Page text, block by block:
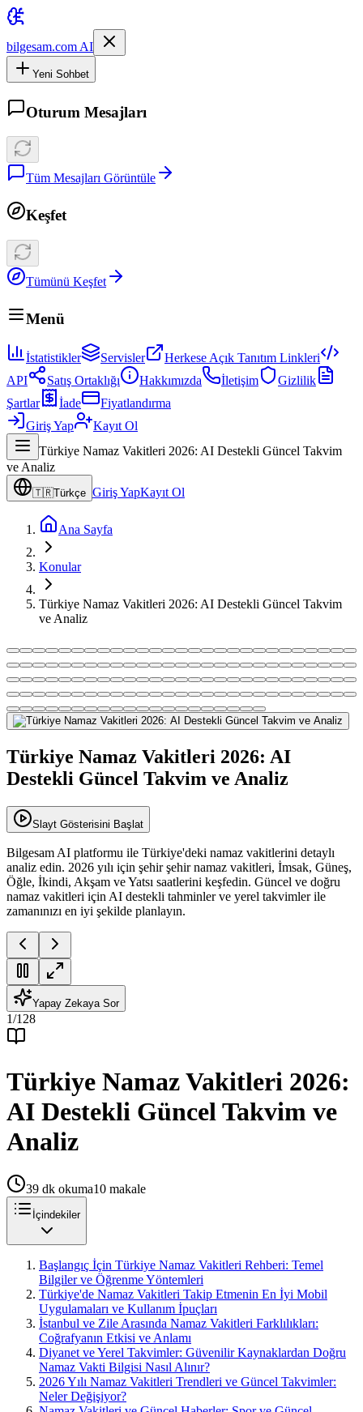
bilgesam.com AI
Yeni Sohbet
Oturum Mesajları
Tüm Mesajları Görüntüle
Keşfet
Tümünü Keşfet
Menü
İstatistikler Servisler
Herkese Açık Tanıtım Linkleri
API
Satış Ortaklığı Hakkımızda İletişim
Gizlilik
Şartlar
İade
Fiyatlandırma
Giriş Yap
Kayıt Ol
Türkiye Namaz Vakitleri 2026: AI Destekli Güncel Takvim
ve Analiz
🇹🇷Türkçe Giriş YapKayıt Ol
Ana Sayfa
Konular
Türkiye Namaz Vakitleri 2026: AI Destekli Güncel Takvim
ve Analiz
Türkiye Namaz Vakitleri 2026: AI
Destekli Güncel Takvim ve Analiz
Slayt Gösterisini Başlat
Bilgesam AI platformu ile Türkiye'deki namaz vakitlerini detaylı
analiz edin. 2026 yılı için şehir şehir namaz vakitleri, İmsak, Güneş,
Öğle, İkindi, Akşam ve Yatsı saatlerini keşfedin. Güncel ve doğru
namaz vakitleri için AI destekli tahminler ve yerel takvimler ile
zamanınızı en iyi şekilde planlayın.
Yapay Zekaya Sor
1/128
Türkiye Namaz Vakitleri 2026:
AI Destekli Güncel Takvim ve
Analiz
39 dk okuma10 makale
İçindekiler
Başlangıç İçin Türkiye Namaz Vakitleri Rehberi: Temel
Bilgiler ve Öğrenme Yöntemleri
Türkiye'de Namaz Vakitleri Takip Etmenin En İyi Mobil
Uygulamaları ve Kullanım İpuçları
İstanbul ve Zile Arasında Namaz Vakitleri Farklılıkları:
Coğrafyanın Etkisi ve Anlamı
Diyanet ve Yerel Takvimler: Güvenilir Kaynaklardan Doğru
Namaz Vakti Bilgisi Nasıl Alınır?
2026 Yılı Namaz Vakitleri Trendleri ve Güncel Takvimler:
Neler Değişiyor?